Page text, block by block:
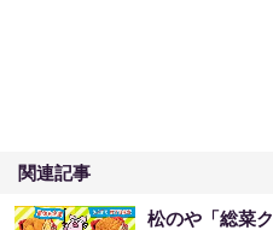
関連記事
松のや「総菜